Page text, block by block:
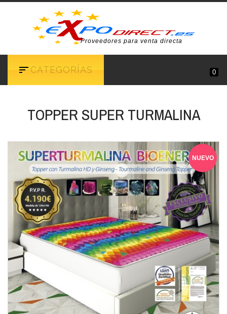
Proveedores para venta directa
CATEGORÍAS 0
TOPPER SUPER TURMALINA
NUEVO